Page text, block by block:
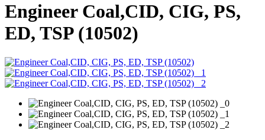
Engineer Coal,CID, CIG, PS,
ED, TSP (10502)